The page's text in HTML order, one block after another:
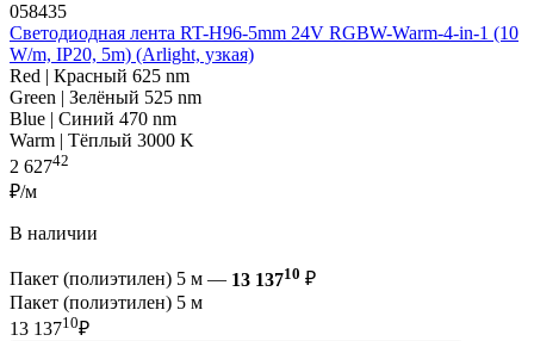
058435
Светодиодная лента RT-H96-5mm 24V RGBW-Warm-4-in-1 (10
W/m, IP20, 5m) (Arlight, узкая)
Red | Красный 625 nm
Green | Зелёный 525 nm
Blue | Синий 470 nm
Warm | Тёплый 3000 K
2 62742
₽/м
В наличии
Пакет (полиэтилен) 5 м — 13 13710 ₽
Пакет (полиэтилен) 5 м
13 13710₽